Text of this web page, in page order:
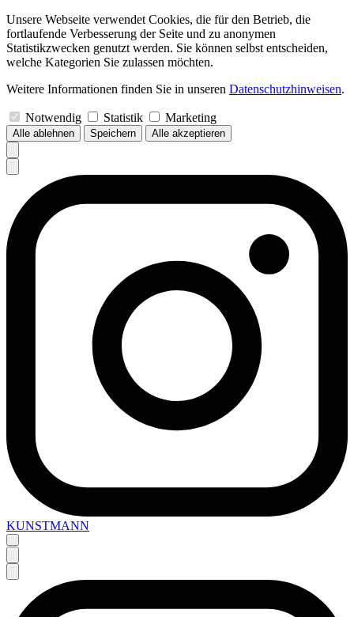
Unsere Webseite verwendet Cookies, die für den Betrieb, die
fortlaufende Verbesserung der Seite und zu anonymen
Statistikzwecken genutzt werden. Sie können selbst entscheiden,
welche Kategorien Sie zulassen möchten.
Weitere Informationen finden Sie in unseren Datenschutzhinweisen.
Notwendig Statistik Marketing
Alle ablehnen Speichern Alle akzeptieren
KUNSTMANN